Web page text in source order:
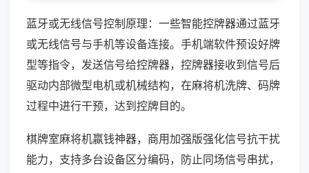
蓝牙或无线信号控制原理：一些智能控牌器通过蓝牙
或无线信号与手机等设备连接。手机端软件预设好牌
型等指令，发送信号给控牌器，控牌器接收到信号后
驱动内部微型电机或机械结构，在麻将机洗牌、码牌
过程中进行干预，达到控牌目的。
棋牌室麻将机赢钱神器，商用加强版强化信号抗干扰
能力，支持多台设备区分编码，防止同场信号串扰，